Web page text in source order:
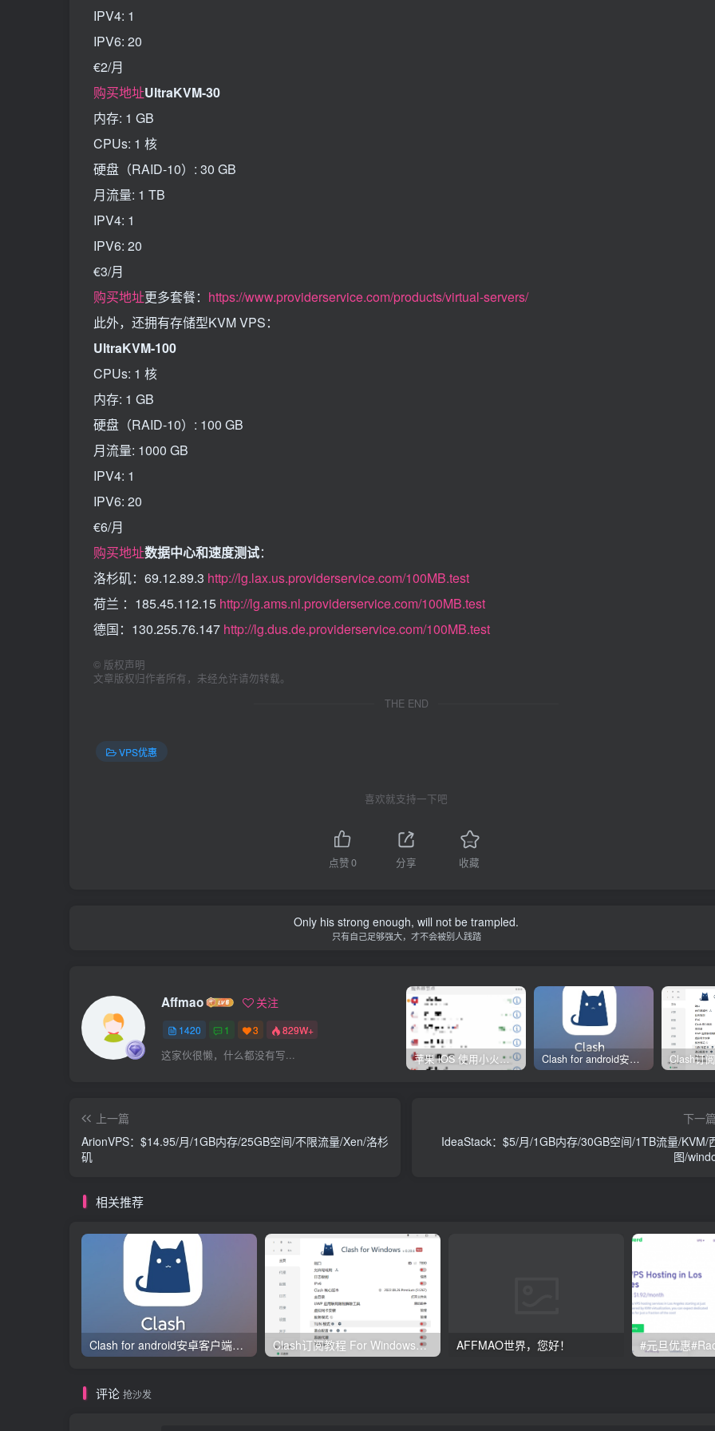
IPV4: 1
IPV6: 20
€2/月
购买地址UltraKVM-30
内存: 1 GB
CPUs: 1 核
硬盘（RAID-10）: 30 GB
月流量: 1 TB
IPV4: 1
IPV6: 20
€3/月
购买地址更多套餐： https://www.providerservice.com/products/virtual-servers/
此外，还拥有存储型KVM VPS：
UltraKVM-100
CPUs: 1 核
内存: 1 GB
硬盘（RAID-10）: 100 GB
月流量: 1000 GB
IPV4: 1
IPV6: 20
€6/月
购买地址数据中心和速度测试：
洛杉矶：69.12.89.3 http://lg.lax.us.providerservice.com/100MB.test
荷兰 ：185.45.112.15 http://lg.ams.nl.providerservice.com/100MB.test
德国：130.255.76.147 http://lg.dus.de.providerservice.com/100MB.test
© 版权声明
文章版权归作者所有，未经允许请勿转载。
THE END
VPS优惠
喜欢就支持一下吧
点赞0 分享 收藏
Only his strong enough, will not be trampled.
只有自己足够强大，才不会被别人践踏
Affmao 关注
1420 1 3 829W+
这家伙很懒，什么都没有写... 苹果 iOS 使用小火箭(shadowrocket)新手教程 Clash for android安卓客户端保姆级新手使用教程
上一篇
ArionVPS：$14.95/月/1GB内存/25GB空间/不限流量/Xen/洛杉
矶
下一篇
IdeaStack：$5/月/1GB内存/30GB空间/1TB流量/KVM/
图/
相关推荐
Clash for android安卓客户端保姆级新手使用教程 Clash订阅教程 For Windows中文使用图文教程 AFFMAO世界，您好！
评论 抢沙发